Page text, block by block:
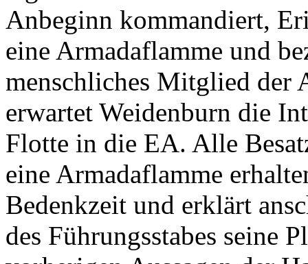
Anbeginn kommandiert,
eine Armadaflamme und
menschliches Mitglied der
erwartet Weidenburn die
Flotte in die EA. Alle
eine Armadaflamme
Bedenkzeit und erklärt
des Führungsstabes seine